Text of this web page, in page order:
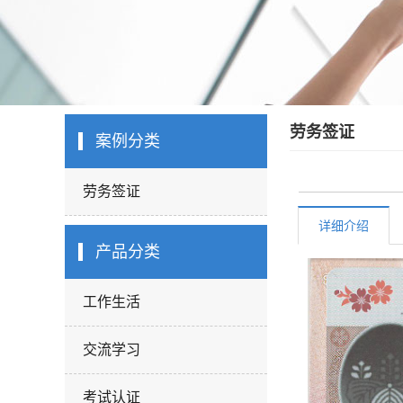
案例分类
劳务签证
产品分类
工作生活
交流学习
考试认证
劳务签证
详细介绍